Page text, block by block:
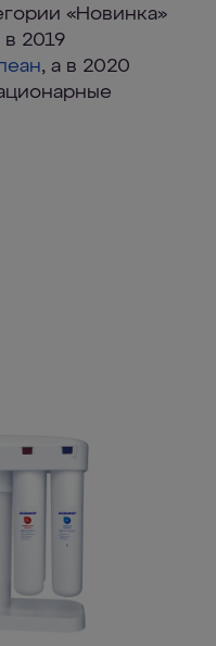
«Новинка»
в 2019
, а в 2020